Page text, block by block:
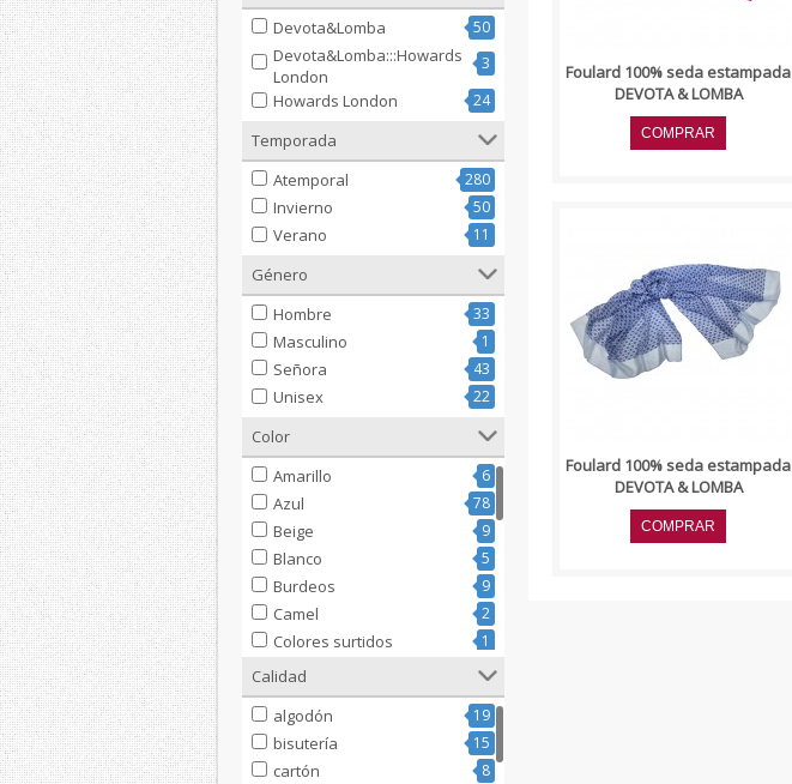
Urban 7
Devota&Lomba
50
Devota&Lomba:::Howards
London
3
Howards London 24
Temporada
Atemporal
280
Invierno 50
Verano 11
Género
Hombre
33
Masculino 1
Señora 43
Unisex 22
Color
Amarillo
6
Azul 78
Beige 9
Blanco 5
Burdeos 9
Camel 2
Colores surtidos 1
Dorado 1
Fucsia 1
Gris 23
Marino 1
marrón 19
Calidad
algodón
19
bisutería 15
cartón 8
Foulard 100% seda estampada
DEVOTA & LOMBA
..
Foulard 100% seda estampada
DEVOTA & LOMBA